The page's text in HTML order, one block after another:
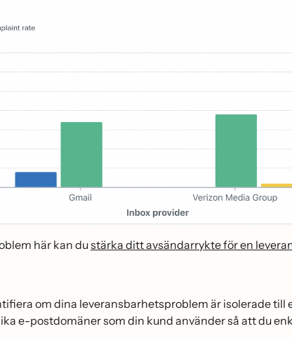
här kan dustärka ditt avsändarrykte för en
om dina leveransbarhetsproblem är isolerade till
e-postdomäner som din kund använder så att du